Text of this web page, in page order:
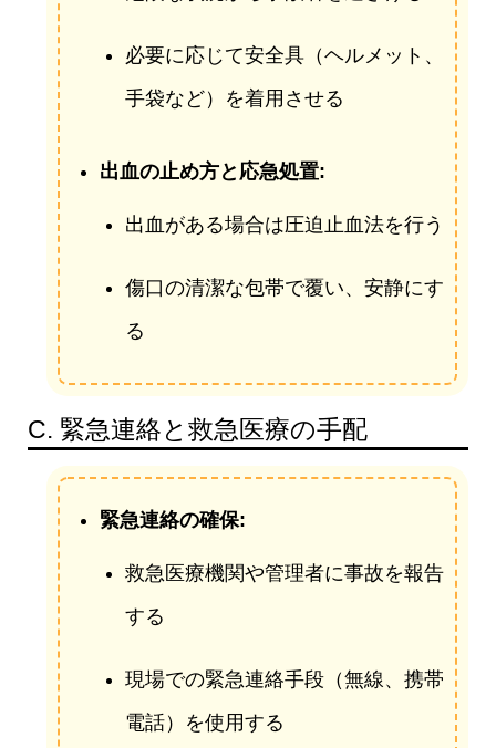
必要に応じて安全具（ヘルメット、
手袋など）を着用させる
出血の止め方と応急処置:
出血がある場合は圧迫止血法を行う
傷口の清潔な包帯で覆い、安静にす
る
C. 緊急連絡と救急医療の手配
緊急連絡の確保:
救急医療機関や管理者に事故を報告
する
現場での緊急連絡手段（無線、携帯
電話）を使用する